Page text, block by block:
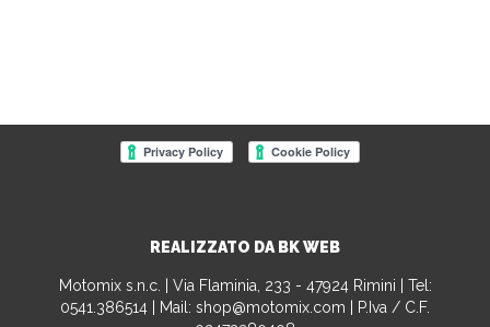
REALIZZATO DA BK WEB
Motomix s.n.c. | Via Flaminia, 233 - 47924 Rimini | Tel:
0541.386514 | Mail: shop@motomix.com | P.Iva / C.F.